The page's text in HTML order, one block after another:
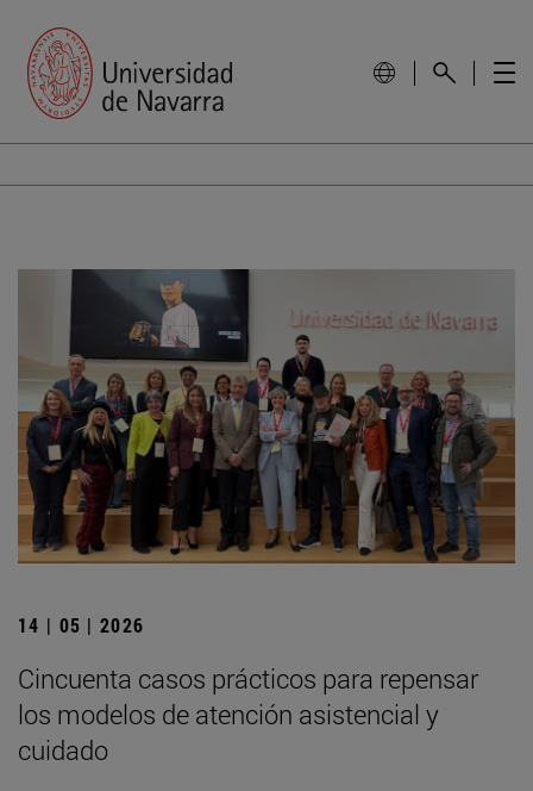
14 | 05 | 2026
Cincuenta casos prácticos para repensar
los modelos de atención asistencial y
cuidado